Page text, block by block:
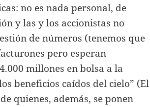
no es nada personal, de
y las y los accionistas no
de números (tenemos que
pero esperan
millones en bolsa a la
beneficios caídos del cielo” (El
quienes, además, se ponen